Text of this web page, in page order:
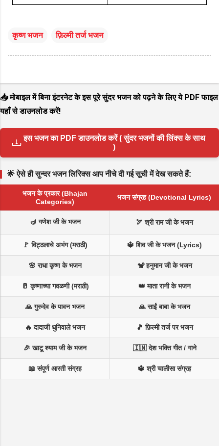
कृष्ण भजन फ़िल्मी तर्ज भजन
📥 मोबाइल में बिना इंटरनेट के इस पूरे सुंदर भजन को पढ़ने के लिए ये PDF फाइल
यहाँ से डाउनलोड करें!
इस भजन का PDF डाउनलोड करें ( सुंदर भजनों की लिंक्स के साथ
)
🌟 ऐसे ही सुन्दर भजन लिरिक्स आप नीचे दी गई सूची में देख सकते हैं:
भजन के प्रकार (Bhajan
Categories)
भजन संग्रह (Devotional Lyrics)
🪔 गणेश जी के भजन 🏹 श्री राम जी के भजन
🚩 विट्ठलाचे अभंग (मराठी) 🔱 शिव जी के भजन (Lyrics)
🌸 राधा कृष्ण के भजन 🐒 हनुमान जी के भजन
🥛 कृष्णाच्या गवळणी (मराठी) 👑 माता रानी के भजन
🙏 गुरुदेव के पावन भजन 🙏 साईं बाबा के भजन
🔥 दादाजी धुनिवाले भजन 🎵 फ़िल्मी तर्ज पर भजन
🎉 खाटू श्याम जी के भजन 🇮🇳 देश भक्ति गीत / गाने
📖 संपूर्ण आरती संग्रह 🔱 श्री चालीसा संग्रह